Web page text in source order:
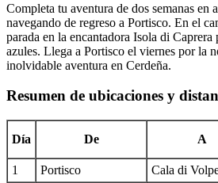
Completa tu aventura de dos semanas en
navegando de regreso a Portisco. En el
parada en la encantadora Isola di Caprera
azules. Llega a Portisco el viernes por la
inolvidable aventura en Cerdeña.
Resumen de ubicaciones y
Día De A
1
Portisco Cala di